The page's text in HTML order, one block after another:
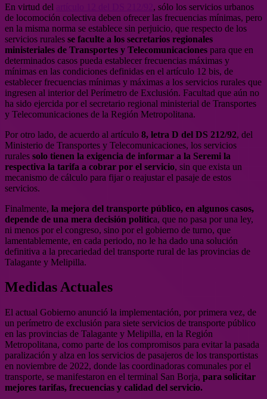
En virtud del
, sólo los servicios urbanos
de locomoción colectiva deben ofrecer las frecuencias mínimas, pero
en la misma norma se establece sin perjuicio, que respecto de los
servicios rurales se faculte a los secretarios regionales
ministeriales de Transportes y Telecomunicaciones para que en
determinados casos pueda establecer frecuencias máximas y
mínimas en las condiciones definidas en el artículo 12 bis, de
establecer frecuencias mínimas y máximas a los servicios rurales que
ingresen al interior del Perímetro de Exclusión. Facultad que aún no
ha sido ejercida por el secretario regional ministerial de Transportes
y Telecomunicaciones de la Región Metropolitana.
Por otro lado, de acuerdo al artículo 8, letra D del DS 212/92, del
Ministerio de Transportes y Telecomunicaciones, los servicios
rurales solo tienen la exigencia de informar a la Seremi la
respectiva la tarifa a cobrar por el servicio, sin que exista un
mecanismo de cálculo para fijar o reajustar el pasaje de estos
servicios.
Finalmente, la mejora del transporte público, en algunos casos,
depende de una mera decisión política, que no pasa por una ley,
ni menos por el congreso, sino por el gobierno de turno, que
lamentablemente, en cada periodo, no le ha dado una solución
definitiva a la precariedad del transporte rural de las provincias de
Talagante y Melipilla.
Medidas Actuales
El actual Gobierno anunció la implementación, por primera vez, de
un perímetro de exclusión para siete servicios de transporte público
en las provincias de Talagante y Melipilla, en la Región
Metropolitana, como parte de los compromisos para evitar la pasada
paralización y alza en los servicios de pasajeros de los transportistas
en noviembre de 2022, donde las coordinadoras comunales por el
transporte, se manifestaron en el terminal San Borja, para solicitar
mejores tarifas, frecuencias y calidad del servicio.